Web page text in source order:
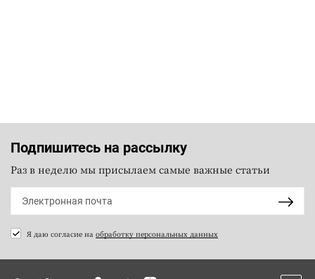
Подпишитесь на рассылку
Раз в неделю мы присылаем самые важные статьи
Я даю согласие на обработку персональных данных